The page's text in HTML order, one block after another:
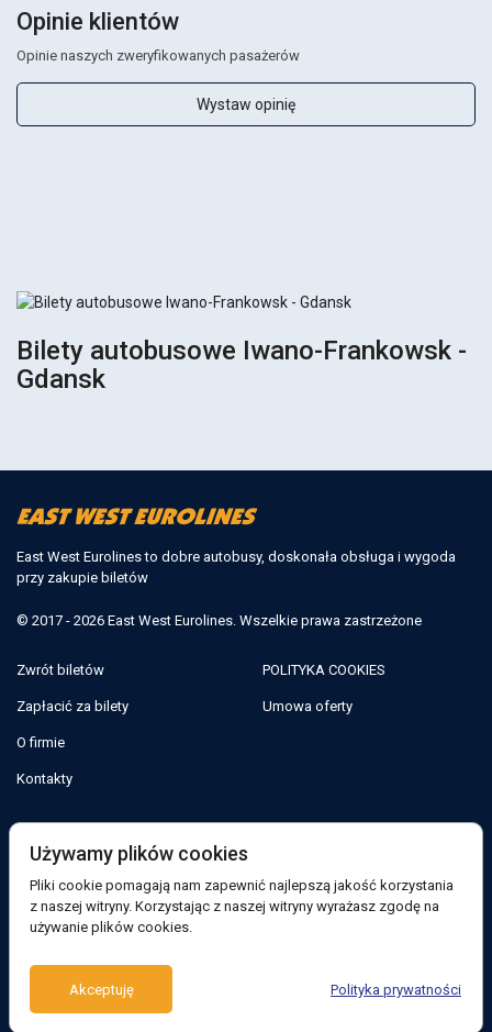
Opinie klientów
Opinie naszych zweryfikowanych pasażerów
Wystaw opinię
Bilety autobusowe Iwano-Frankowsk -
Gdansk
East West Eurolines to dobre autobusy, doskonała obsługa i wygoda
przy zakupie biletów
© 2017 - 2026 East West Eurolines. Wszelkie prawa zastrzeżone
Zwrót biletów
Zapłacić za bilety
O firmie
Kontakty
POLITYKA COOKIES
Umowa oferty
Facebook
Wsparcie:
Bot telegramu Viber
Używamy plików cookies
Pliki cookie pomagają nam zapewnić najlepszą jakość korzystania
z naszej witryny. Korzystając z naszej witryny wyrażasz zgodę na
używanie plików cookies.
Akceptuję Polityka prywatności